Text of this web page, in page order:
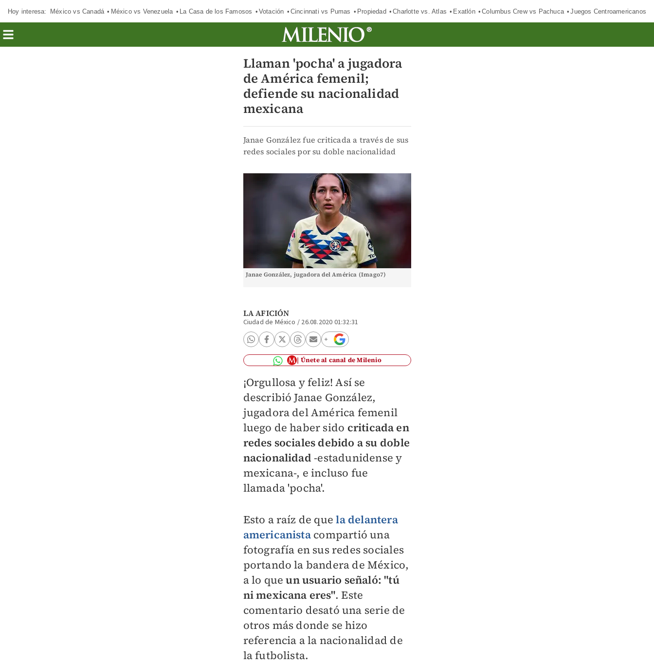
Hoy interesa: México vs Canadá México vs Venezuela La Casa de los Famosos Votación Cincinnati vs Pumas Propiedad Charlotte vs. Atlas Exatlón Columbus Crew vs Pachuca Juegos Centroamericanos
Llaman 'pocha' a jugadora
de América femenil;
defiende su nacionalidad
mexicana
Janae González fue criticada a través de sus
redes sociales por su doble nacionalidad
Janae González, jugadora del América (Imago7)
LA AFICIÓN
Ciudad de México / 26.08.2020 01:32:31
Únete al canal de Milenio
¡Orgullosa y feliz! Así se
describió Janae González,
jugadora del América femenil
luego de haber sido criticada en
redes sociales debido a su doble
nacionalidad -estadunidense y
mexicana-, e incluso fue
llamada 'pocha'.
Esto a raíz de quela delantera
americanistacompartió una
fotografía en sus redes sociales
portando la bandera de México,
a lo queun usuario señaló: "tú
ni mexicana eres". Este
comentario desató una serie de
otros más donde se hizo
referencia a la nacionalidad de
la futbolista.